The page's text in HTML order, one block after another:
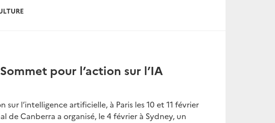
pour l’action sur l’IA
l’intelligence artificielle, à Paris les 10 et 11 février
de Canberra a organisé, le 4 février à Sydney, un